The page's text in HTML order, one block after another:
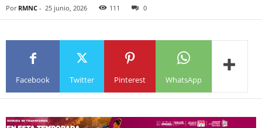
Por RMNC - 25 junio, 2026 111 0
Facebook Twitter Pinterest WhatsApp